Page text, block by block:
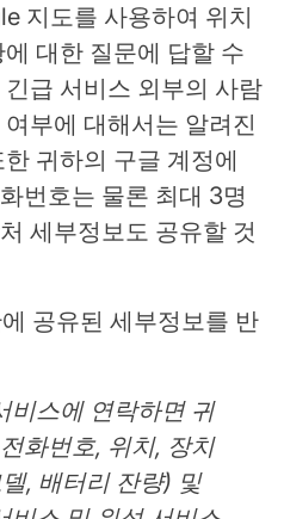
지도를 사용하여 위치
대한 질문에 답할 수
급 서비스 외부의 사람
부에 대해서는 알려진
귀하의 구글 계정에
번호는 물론 최대 3명
세부정보도 공유할 것
공유된 세부정보를 반
비스에 연락하면 귀
화번호, 위치, 장치
, 배터리 잔량) 및